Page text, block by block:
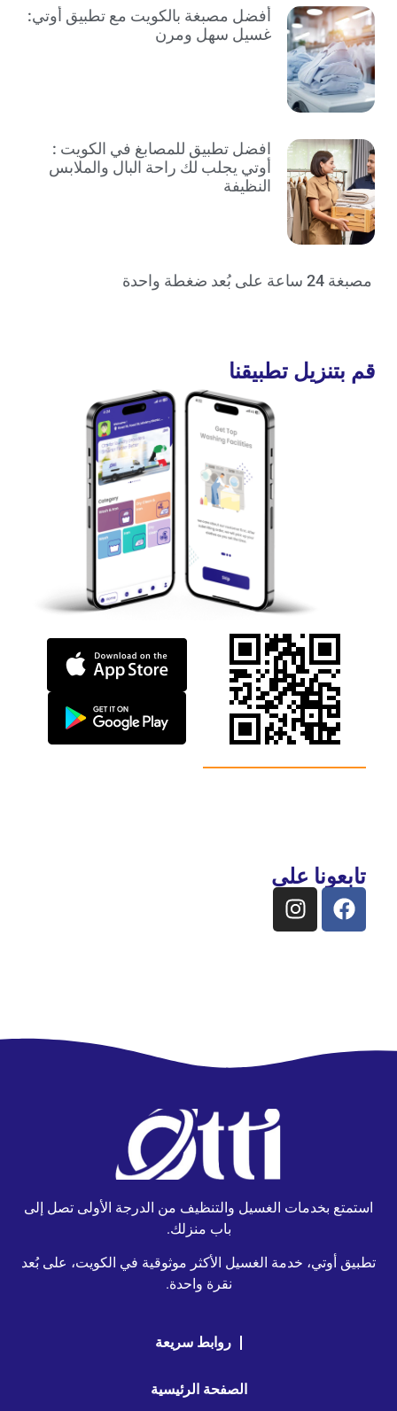
أفضل مصبغة بالكويت مع تطبيق أوتي:
غسيل سهل ومرن
افضل تطبيق للمصابغ في الكويت :
أوتي يجلب لك راحة البال والملابس
النظيفة
مصبغة 24 ساعة على بُعد ضغطة واحدة
قم بتنزيل تطبيقنا
تابعونا على
استمتع بخدمات الغسيل والتنظيف من الدرجة الأولى تصل إلى
باب منزلك.
تطبيق أوتي، خدمة الغسيل الأكثر موثوقية في الكويت، على بُعد
نقرة واحدة.
روابط سريعة
الصفحة الرئيسية